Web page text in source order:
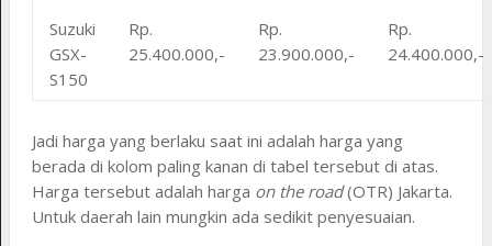
Suzuki
GSX-
S150
Rp.
25.400.000,-
Rp.
23.900.000,-
Rp.
24.400.000,-
Jadi harga yang berlaku saat ini adalah harga yang
berada di kolom paling kanan di tabel tersebut di atas.
Harga tersebut adalah harga on the road(OTR) Jakarta.
Untuk daerah lain mungkin ada sedikit penyesuaian.